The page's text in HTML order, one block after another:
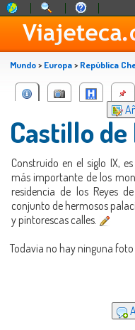
Mundo> Europa> República
Castillo
Construido en el siglo IX,
más importante de los
residencia de los Reyes
conjunto de hermosos
y pintorescas calles.
Todavia no hay ninguna foto